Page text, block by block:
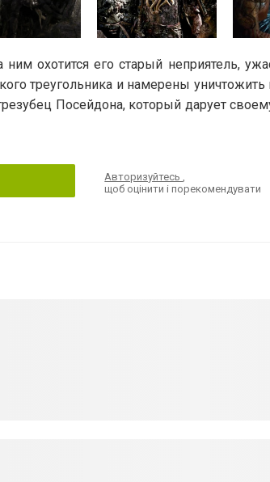
охотится его старый неприятель,
треугольника и намерены уничтожить
Посейдона, который дарует
Авторизуйтесь,
щоб оцінити і порекомендувати